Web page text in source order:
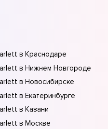
в Краснодаре
в Нижнем Новгороде
в Новосибирске
в Екатеринбурге
в Казани
в Москве